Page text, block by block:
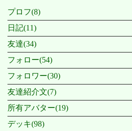
プロフ(8)
日記(11)
友達(34)
フォロー(54)
フォロワー(30)
友達紹介文(7)
所有アバター(19)
デッキ(98)